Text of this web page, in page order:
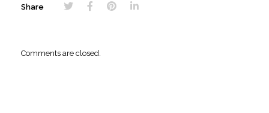
Share
Comments are closed.